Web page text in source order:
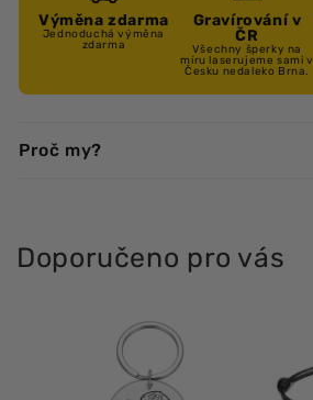
Výměna zdarma
Jednoduchá výměna
zdarma
Gravírování v
ČR
Všechny šperky na
míru laserujeme sami v
Česku nedaleko Brna.
Proč my?
Doporučeno pro vás